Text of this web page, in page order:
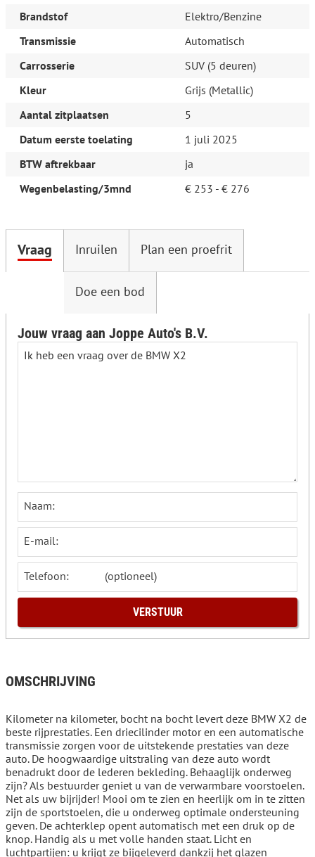
Brandstof
Elektro/Benzine
Transmissie
Automatisch
Carrosserie
SUV (5 deuren)
Kleur
Grijs (Metallic)
Aantal zitplaatsen
5
Datum eerste toelating
1 juli 2025
BTW aftrekbaar
ja
Wegenbelasting/3mnd
€ 253 - € 276
Vraag Inruilen Plan een proefrit
Doe een bod
Jouw vraag aan Joppe Auto's B.V.
Naam:
E-mail:
Telefoon:
OMSCHRIJVING
Kilometer na kilometer, bocht na bocht levert deze BMW X2 de
beste rijprestaties. Een driecilinder motor en een automatische
transmissie zorgen voor de uitstekende prestaties van deze
auto. De hoogwaardige uitstraling van deze auto wordt
benadrukt door de lederen bekleding. Behaaglijk onderweg
zijn? Als bestuurder geniet u van de verwarmbare voorstoelen.
Net als uw bijrijder! Mooi om te zien en heerlijk om in te zitten
zijn de sportstoelen, die u onderweg optimale ondersteuning
geven. De achterklep opent automatisch met een druk op de
knop. Handig als u met volle handen staat. Licht en
luchtpartijen: u krijgt ze bijgeleverd dankzij het glazen